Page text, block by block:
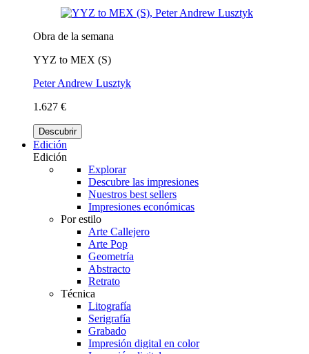
Obra de la semana
YYZ to MEX (S)
Peter Andrew Lusztyk
1.627 €
Descubrir
Edición
Edición
Explorar
Descubre las impresiones
Nuestros best sellers
Impresiones económicas
Por estilo
Arte Callejero
Arte Pop
Geometría
Abstracto
Retrato
Técnica
Litografía
Serigrafía
Grabado
Impresión digital en color